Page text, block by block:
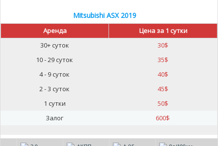
Mitsubishi ASX 2019
Аренда
Цена за 1 сутки
30+ суток
30$
10 - 29 суток
35$
4 - 9 суток
40$
2 - 3 суток
45$
1 сутки
50$
Залог
600$